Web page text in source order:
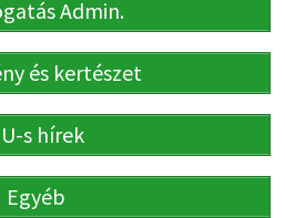
Admin.
és kertészet
s hírek
Egyéb